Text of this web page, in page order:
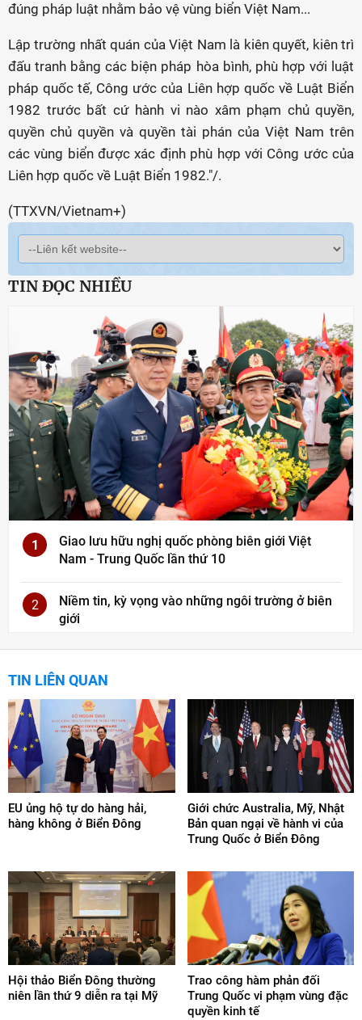
đúng pháp luật nhằm bảo vệ vùng biển Việt Nam...
Lập trường nhất quán của Việt Nam là kiên quyết, kiên trì
đấu tranh bằng các biện pháp hòa bình, phù hợp với luật
pháp quốc tế, Công ước của Liên hợp quốc về Luật Biển
1982 trước bất cứ hành vi nào xâm phạm chủ quyền,
quyền chủ quyền và quyền tài phán của Việt Nam trên
các vùng biển được xác định phù hợp với Công ước của
Liên hợp quốc về Luật Biển 1982."/.
(TTXVN/Vietnam+)
TIN ĐỌC NHIỀU
1
Giao lưu hữu nghị quốc phòng biên giới Việt
Nam - Trung Quốc lần thứ 10
2
Niềm tin, kỳ vọng vào những ngôi trường ở biên
giới
TIN LIÊN QUAN
EU ủng hộ tự do hàng hải,
hàng không ở Biển Đông
Giới chức Australia, Mỹ, Nhật
Bản quan ngại về hành vi của
Trung Quốc ở Biển Đông
Hội thảo Biển Đông thường
niên lần thứ 9 diễn ra tại Mỹ
Trao công hàm phản đối
Trung Quốc vi phạm vùng đặc
quyền kinh tế